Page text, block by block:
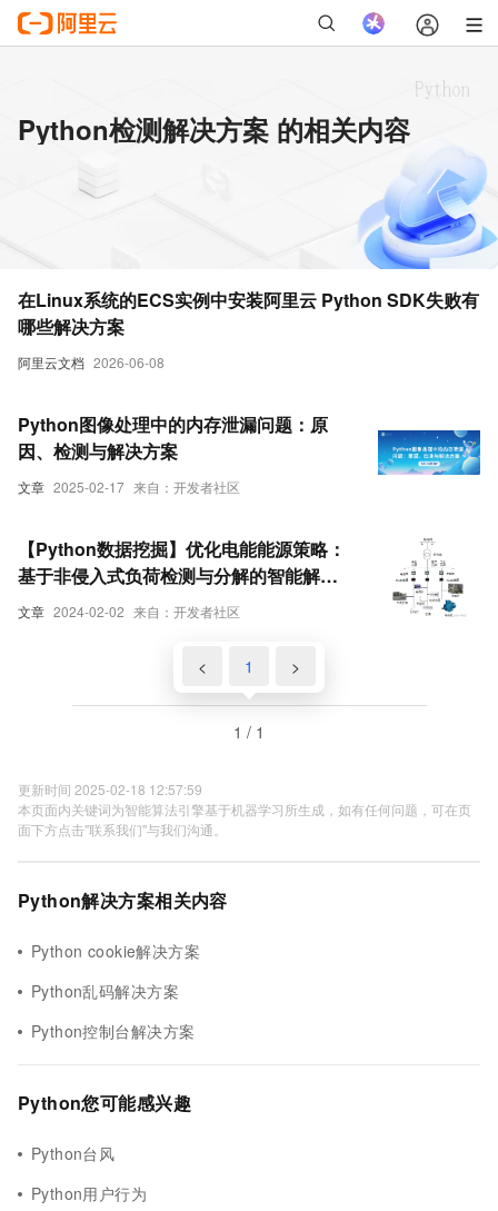
Python检测解决方案 的相关内容
阿里云文档 2026-06-08
在Linux系统的ECS实例中安装阿里云 Python SDK失败有
哪些解决方案
文章 2025-02-17 来自：开发者社区
Python图像处理中的内存泄漏问题：原
因、检测与解决方案
文章 2024-02-02 来自：开发者社区
【Python数据挖掘】优化电能能源策略：
基于非侵入式负荷检测与分解的智能解决
方案
< 1 >
1 / 1
更新时间 2025-02-18 12:57:59
本页面内关键词为智能算法引擎基于机器学习所生成，如有任何问题，可在页
面下方点击"联系我们"与我们沟通。
Python解决方案相关内容
Python cookie解决方案
Python乱码解决方案
Python控制台解决方案
Python您可能感兴趣
Python台风
Python用户行为